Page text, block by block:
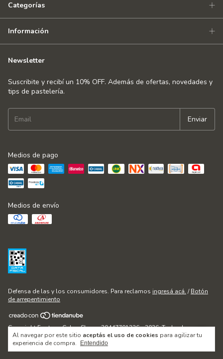
Al navegar por este sitio aceptás el uso de cookies para agilizar tu
experiencia de compra.
Entendido
Categorías
Información
Newsletter
Suscribite y recibí un 10% OFF. Además de ofertas, novedades y
tips de pastelería.
Medios de pago
Medios de envío
Defensa de las y los consumidores. Para reclamos ingresá acá. / Botón
de arrepentimiento
Copyright Fontana Cakes Shop - 20447701236 - 2026. Todos los
derechos reservados.